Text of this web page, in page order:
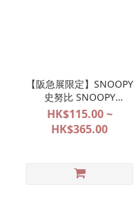
【阪急展限定】SNOOPY
史努比 SNOOPY
FESTIVAL
POP&SURPRISE 大阪限定
系列代購
HK$115.00 ~
HK$365.00